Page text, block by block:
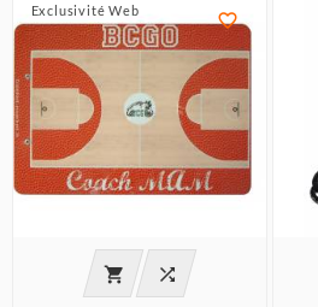
Exclusivité Web 
 